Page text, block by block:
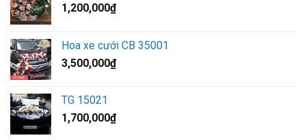
1,200,000₫
Hoa xe cưới CB 35001
3,500,000₫
TG 15021
1,700,000₫